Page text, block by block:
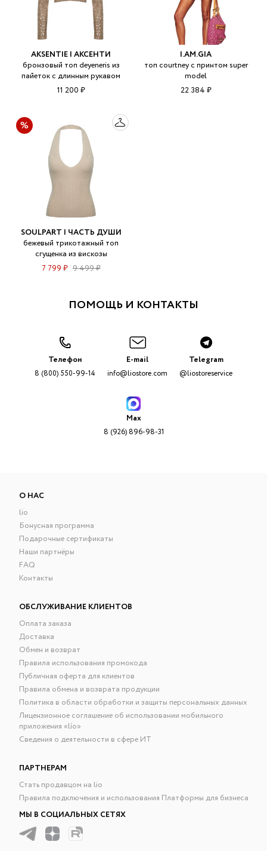
AKSENTIE | АКСЕНТИ
бронзовый топ deyeneris из
пайеток с длинным рукавом
11 200 ₽
I.AM.GIA
топ courtney с принтом super
model
22 384 ₽
SOULPART | ЧАСТЬ ДУШИ
бежевый трикотажный топ
сгущенка из вискозы
7 799 ₽ 9 499 ₽
ПОМОЩЬ И КОНТАКТЫ
Телефон
8 (800) 550-99-14
E-mail
info@liostore.com
Telegram
@liostoreservice
Max
8 (926) 896-98-31
О НАС
lio
Бонусная программа
Подарочные сертификаты
Наши партнёры
FAQ
Контакты
ОБСЛУЖИВАНИЕ КЛИЕНТОВ
Оплата заказа
Доставка
Обмен и возврат
Правила использования промокода
Публичная оферта для клиентов
Правила обмена и возврата продукции
Политика в области обработки и защиты персональных данных
Лицензионное соглашение об использовании мобильного
приложения «lío»
Сведения о деятельности в сфере ИТ
ПАРТНЕРАМ
Стать продавцом на lio
Правила подключения и использования Платформы для бизнеса
МЫ В СОЦИАЛЬНЫХ СЕТЯХ